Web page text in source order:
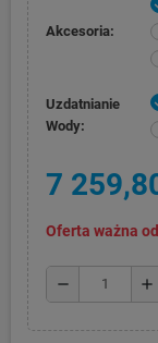
Akcesoria:
Uzdatnianie
Wody:
7
Oferta ważna
remove add